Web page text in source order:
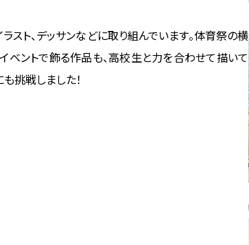
スト、デッサンなどに取り組んでいます。体育祭の横
ベントで飾る作品も、高校生と力を合わせて描いて
挑戦しました！